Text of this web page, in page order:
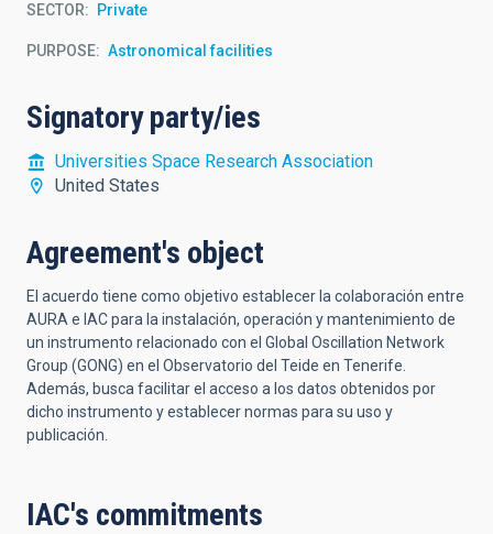
SECTOR Private
PURPOSE Astronomical facilities
Signatory party/ies
Universities Space Research Association
United States
Agreement's object
El acuerdo tiene como objetivo establecer la colaboración entre
AURA e IAC para la instalación, operación y mantenimiento de
un instrumento relacionado con el Global Oscillation Network
Group (GONG) en el Observatorio del Teide en Tenerife.
Además, busca facilitar el acceso a los datos obtenidos por
dicho instrumento y establecer normas para su uso y
publicación.
IAC's commitments